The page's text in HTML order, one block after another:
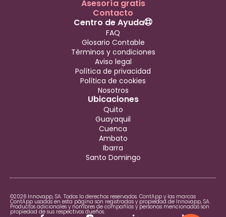
Asesoría gratis
Contacto
Ubicaciones
Quito
Guayaquil
Cuenca
Ambato
Ibarra
Santo Domingo
Centro de Ayuda
FAQ
Glosario Contable
Términos y condiciones
Aviso legal
Política de privacidad
Política de cookies
Nosotros
©2026 Innovapp, SA. Todos lo derechos reservados. ContApp y las marcas
ContApp usadas en esta página son registradas y propiedad de Innovapp, SA.
Productos adicionales y nombres de compañías y personas mencionadas son
propiedad de sus respectivos dueños.